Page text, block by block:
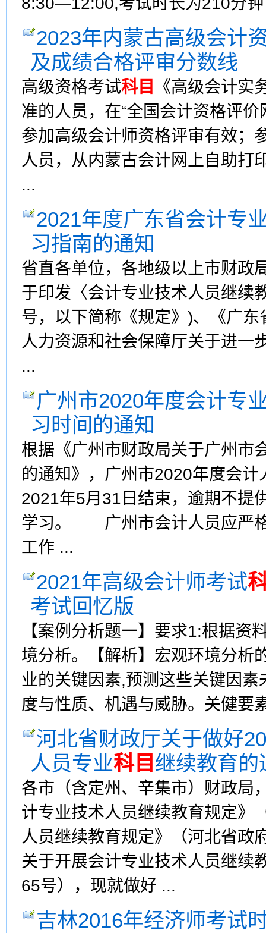
2023年内蒙古高级会计
及成绩合格评审分数线
高级资格考试科目
《高级会计
准的人员，在“全国会计资格评
参加高级会计师资格评审有效；
人员，从内蒙古会计网上自助打
...
2021年度广东省会计专
习指南的通知
省直各单位，各地级以上市财政
于印发〈会计专业技术人员继续
号，以下简称《规定》)、《广
人力资源和社会保障厅关于进一
...
广州市2020年度会计专
习时间的通知
根据《广州市财政局关于广州市
的通知》，广州市2020年度会计
2021年5月31日结束，逾期不提
学习。 广州市会计人员应严格
工作 ...
2021年高级会计师考试
考试回忆版
【案例分析题一】要求1:根据资
境分析。【解析】宏观环境分析
业的关键因素,预测这些关键因
度与性质、机遇与威胁。关健要
河北省财政厅关于做好
人员专业科目 继续教育的
各市（含定州、辛集市）财政局
计专业技术人员继续教育规定》
人员继续教育规定》（河北省政
关于开展会计专业技术人员继续
65号），现就做好 ...
吉林2016年经济师考试